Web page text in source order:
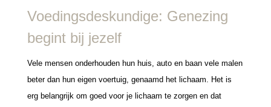
Voedingsdeskundige: Genezing
begint bij jezelf
Vele mensen onderhouden hun huis, auto en baan vele malen
beter dan hun eigen voertuig, genaamd het lichaam. Het is
erg belangrijk om goed voor je lichaam te zorgen en dat